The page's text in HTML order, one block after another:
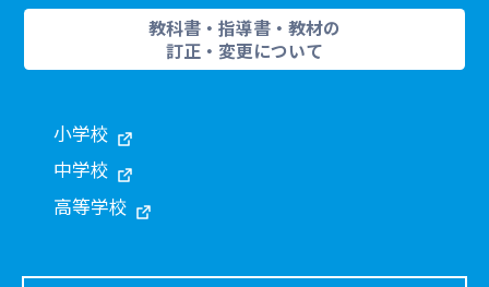
教科書・指導書・教材の
訂正・変更について
小学校
中学校
高等学校